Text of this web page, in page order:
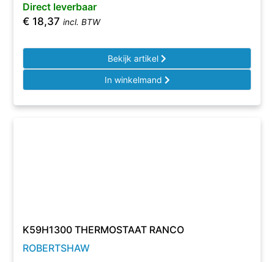
Direct leverbaar
€ 18,37 incl. BTW
Bekijk artikel
In winkelmand
K59H1300 THERMOSTAAT RANCO
ROBERTSHAW